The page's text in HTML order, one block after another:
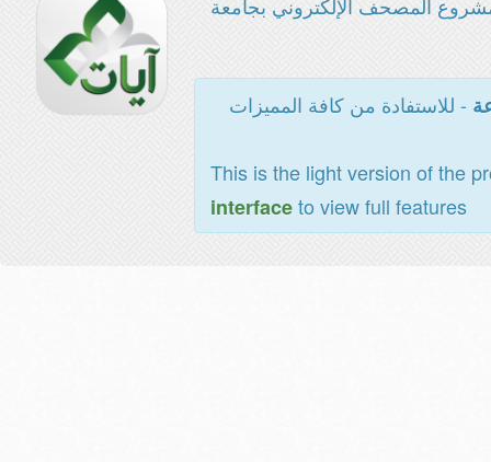
المصحف الإلكتروني بجامعة
- للاستفادة من كافة المميزات
This is the light version of the
interfaceto view full features